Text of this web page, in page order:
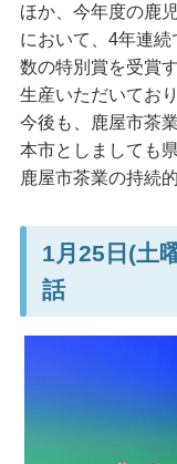
ほか、今年度の鹿
において、4年連
数の特別賞を受賞
生産いただいており
今後も、鹿屋市茶
本市としましても
鹿屋市茶業の持続
1月25日(土
話